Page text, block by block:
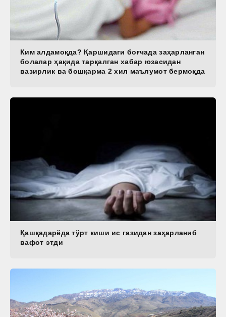
Ким алдамоқда? Қаршидаги боғчада заҳарланган
болалар ҳақида тарқалган хабар юзасидан
вазирлик ва бошқарма 2 хил маълумот бермоқда
Қашқадарёда тўрт киши ис газидан заҳарланиб
вафот этди